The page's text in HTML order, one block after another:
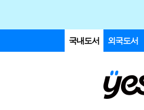
국내도서 외국도서